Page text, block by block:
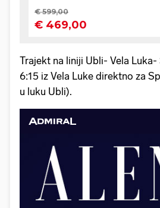
T rajekt na liniji Ubli- Vela
6:15 iz Vela Luke direktno za
u luku Ubli).